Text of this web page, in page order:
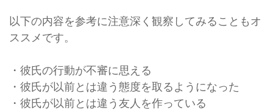
以下の内容を参考に注意深く観察してみることもオ
ススメです。
・彼氏の行動が不審に思える
・彼氏が以前とは違う態度を取るようになった
・彼氏が以前とは違う友人を作っている